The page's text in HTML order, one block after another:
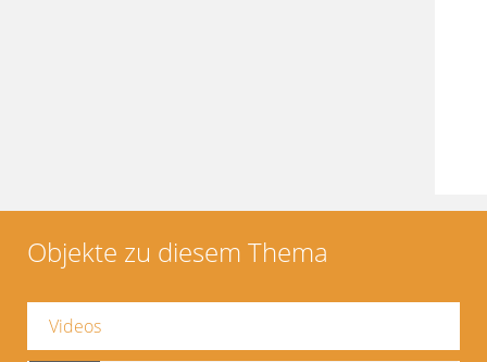
Objekte zu diesem Thema
Videos